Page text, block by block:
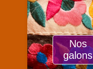
Nos
galons